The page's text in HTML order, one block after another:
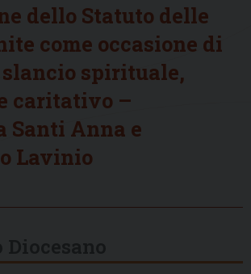
dello Statuto delle
come occasione di
spirituale,
caritativo –
Santi Anna e
Lavinio